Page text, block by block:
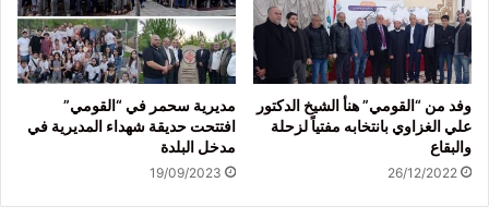
وفد من “القومي” هنأ الشيخ الدكتور
علي الغزاوي بانتخابه مفتياً لزحلة
والبقاع
26/12/2022
مديرية سحمر في “القومي”
افتتحت حديقة شهداء المديرية في
مدخل البلدة
19/09/2023